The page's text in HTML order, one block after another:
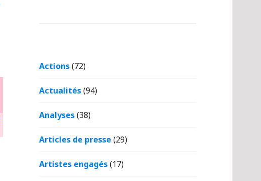
Actions(72)
Actualités(94)
Analyses(38)
Articles de presse (29)
Artistes engagés(17)